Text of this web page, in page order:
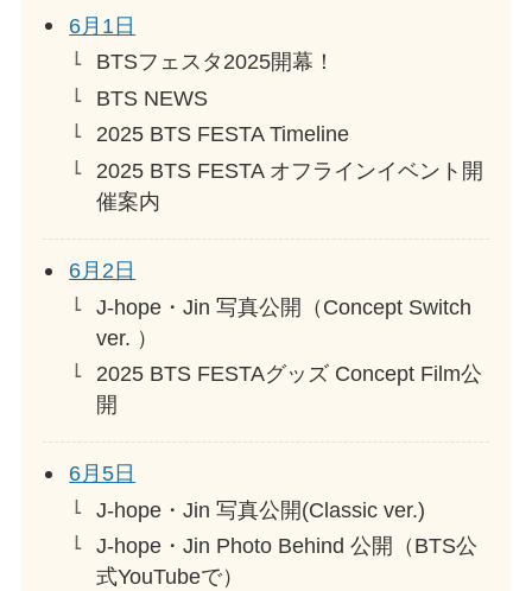
6月1日
BTSフェスタ2025開幕！
BTS NEWS
2025 BTS FESTA Timeline
2025 BTS FESTA オフラインイベント開
催案内
6月2日
J-hope・Jin 写真公開（Concept Switch
ver. ）
2025 BTS FESTAグッズ Concept Film公
開
6月5日
J-hope・Jin 写真公開(Classic ver.)
J-hope・Jin Photo Behind 公開（BTS公
式YouTubeで）